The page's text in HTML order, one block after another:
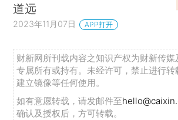
道远
2023年11月07日 APP打开
财新网所刊载内容之知识产权为财新传媒
专属所有或持有。未经许可，禁止进行转
建立镜像等任何使用。
如有意愿转载，请发邮件至
确认及授权后，方可转载。